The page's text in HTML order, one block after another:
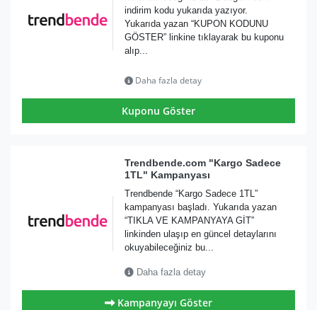
indirim kodu yukarıda yazıyor.
Yukarıda yazan “KUPON KODUNU
GÖSTER” linkine tıklayarak bu kuponu
alıp...
Daha fazla detay
Kuponu Göster
Trendbende.com "Kargo Sadece
1TL" Kampanyası
Trendbende “Kargo Sadece 1TL”
kampanyası başladı. Yukarıda yazan
“TIKLA VE KAMPANYAYA GİT”
linkinden ulaşıp en güncel detaylarını
okuyabileceğiniz bu...
Daha fazla detay
Kampanyayı Göster